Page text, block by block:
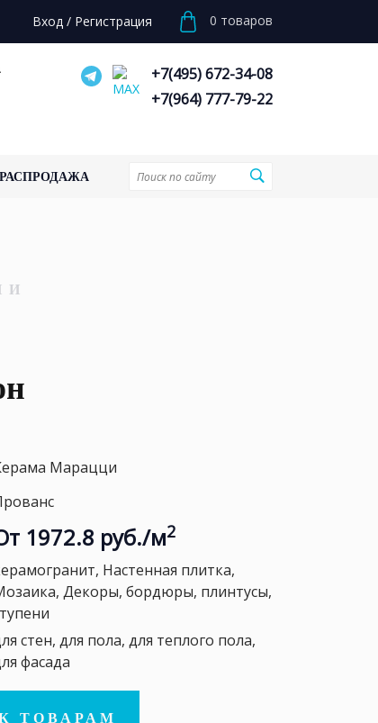
Вход / Регистрация 0 товаров
+7(495) 672-34-08
+7(964) 777-79-22
РАСПРОДАЖА
Марацци
1972.8 руб./м2
Настенная плитка,
Декоры, бордюры, плинтусы,
стен, для пола, для теплого пола,
фасада
ТОВАРАМ